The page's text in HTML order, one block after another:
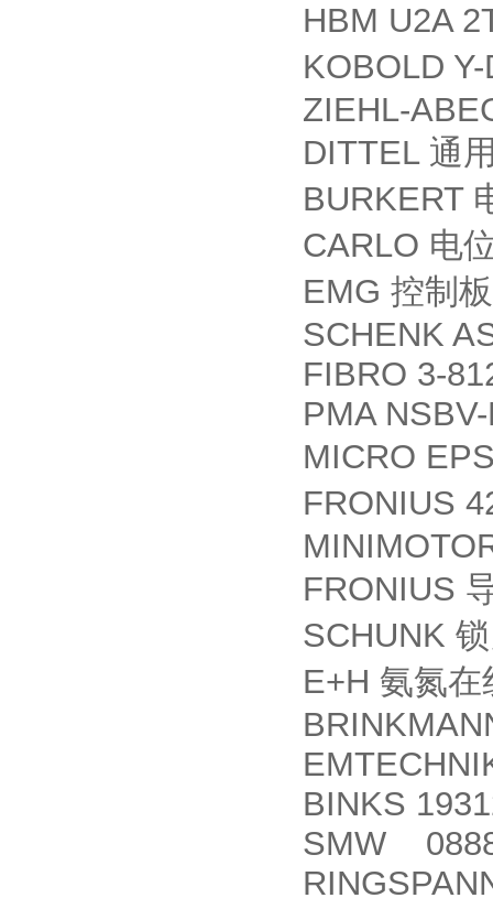
HBM U2A
KOBOLD
ZIEHL-
DITTEL 通
BURKERT
CARLO 电
EMG 控制板
SCHENK
FIBRO 3-
PMA
MICRO
FRONIUS
FRONIUS
SCHUNK
E+H 氨氮在
BINKS
SMW